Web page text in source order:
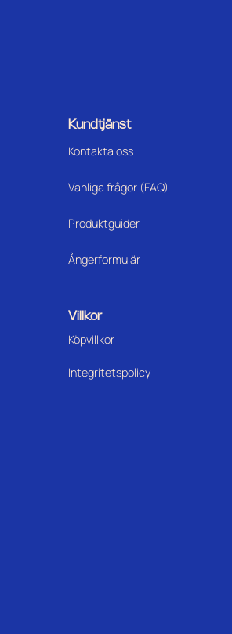
Kundtjänst
Kontakta oss
Vanliga frågor (FAQ)
Produktguider
Ångerformulär
Villkor
Köpvillkor
Integritetspolicy